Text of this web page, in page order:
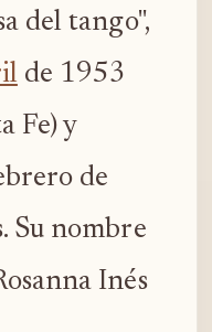
del tango",
de 1953
Fe) y
de
Su nombre
Inés